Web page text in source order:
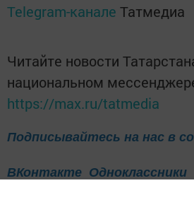
Telegram-канале Татмедиа
Читайте новости
национальном
https://max.ru/tatmedia
Подписывайтесь на нас в
ВКонтакте Одноклассники